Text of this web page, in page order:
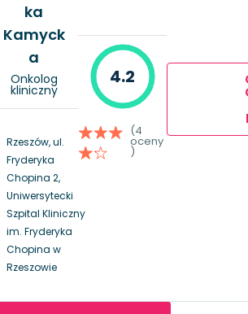
ka
Kamyck
a
Onkolog
kliniczny
Rzeszów, ul.
Fryderyka
Chopina 2,
Uniwersytecki
Szpital Kliniczny
im. Fryderyka
Chopina w
Rzeszowie
4.2
(4
oceny
)